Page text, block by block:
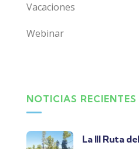
Vacaciones
Webinar
NOTICIAS RECIENTES
La III Ruta